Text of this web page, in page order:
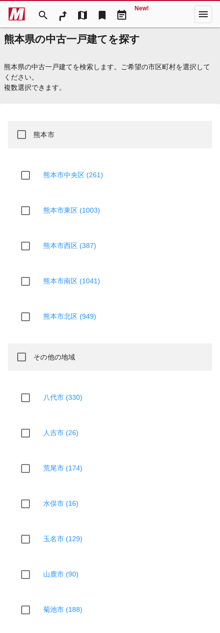
search map bookmark event_note
New! menu
熊本県の中古一戸建てを探す
熊本県の中古一戸建てを検索します。ご希望の市区町村を選択して
ください。
複数選択できます。
熊本市
熊本市中央区 (261)
熊本市東区 (1003)
熊本市西区 (387)
熊本市南区 (1041)
熊本市北区 (949)
その他の地域
八代市 (330)
人吉市 (26)
荒尾市 (174)
水俣市 (16)
玉名市 (129)
山鹿市 (90)
菊池市 (188)